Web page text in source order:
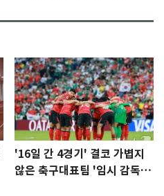
'16일 간 4경기' 결코 가볍지
않은 축구대표팀 '임시 감독'